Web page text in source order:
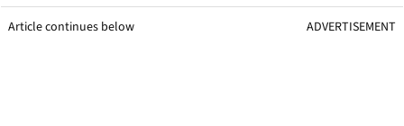
Article continues below ADVERTISEMENT